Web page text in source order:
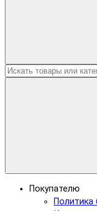
Покупателю
Политика